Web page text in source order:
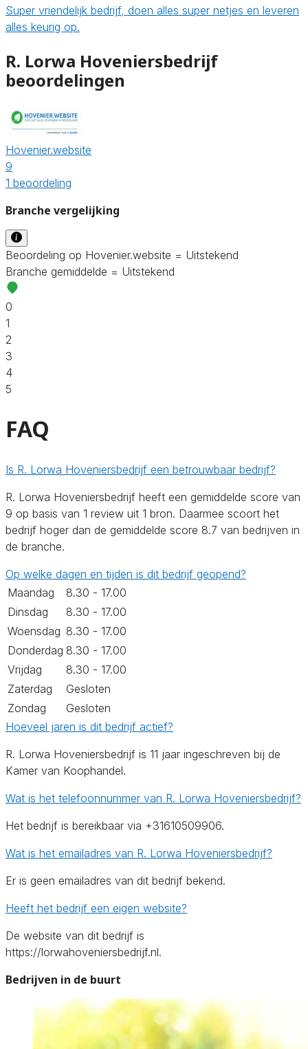
Super vriendelijk bedrijf, doen alles super netjes en leveren
alles keurig op.
R. Lorwa Hoveniersbedrijf
beoordelingen
Hovenier.website
9
1 beoordeling
Branche vergelijking
Beoordeling op Hovenier.website = Uitstekend
Branche gemiddelde = Uitstekend
0
1
2
3
4
5
FAQ
Is R. Lorwa Hoveniersbedrijf een betrouwbaar bedrijf?
R. Lorwa Hoveniersbedrijf heeft een gemiddelde score van
9 op basis van 1 review uit 1 bron. Daarmee scoort het
bedrijf hoger dan de gemiddelde score 8.7 van bedrijven in
de branche.
Op welke dagen en tijden is dit bedrijf geopend?
Maandag
8.30 - 17.00
Dinsdag
8.30 - 17.00
Woensdag 8.30 - 17.00
Donderdag 8.30 - 17.00
Vrijdag
8.30 - 17.00
Zaterdag
Gesloten
Zondag
Gesloten
Hoeveel jaren is dit bedrijf actief?
R. Lorwa Hoveniersbedrijf is 11 jaar ingeschreven bij de
Kamer van Koophandel.
Wat is het telefoonnummer van R. Lorwa Hoveniersbedrijf?
Het bedrijf is bereikbaar via +31610509906.
Wat is het emailadres van R. Lorwa Hoveniersbedrijf?
Er is geen emailadres van dit bedrijf bekend.
Heeft het bedrijf een eigen website?
De website van dit bedrijf is
https://lorwahoveniersbedrijf.nl.
Bedrijven in de buurt